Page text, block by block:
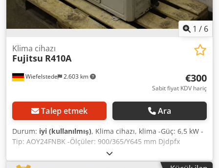
1 / 6
Wiefelstede 2.603 km
Klima cihazı
Fujitsu R410A
€300
Sabit fiyat KDV hariç
Talep etmek Ara
Durum: iyi (kullanılmış), Klima cihazı, klima -Güç: 6,5 kW -
Tip: AOY24FNBK -Ölçüler: 900/365/Y645 mm Djdpfx
Ahsdpat Asiokr -Ağırlık: 80 kg